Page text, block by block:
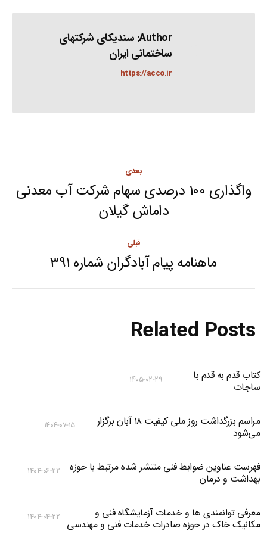
Author: سندیکای شرکتهای
ساختمانی ایران
https://acco.ir
navigation
قبلی
Previous
ماهنامه پیام آبادگران شماره ۳۹۱
بعدی
Next
post:
واگذاری ۱۰۰ درصدی سهام شرکت آب معدنی
داماش گیلان
Related Posts
کتاب قدم به قدم با
ساجات
۱۴۰۵-۰۲-۲۹
مراسم بزرگداشت روز ملی کیفیت ۱۸ آبان برگزار
می‌شود
۱۴۰۴-۰۷-۱۵
فهرست عناوین ضوابط فنی منتشر شده مرتبط با حوزه
بهداشت و درمان
۱۴۰۴-۰۶-۲۲
معرفی توانمندی ها و خدمات آزمایشگاه فنی و
مکانیک خاک در حوزه صادرات خدمات فنی و مهندسی
۱۴۰۴-۰۴-۲۲